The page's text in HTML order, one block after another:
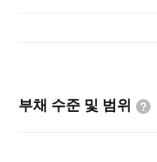
부채 수준 및 범위